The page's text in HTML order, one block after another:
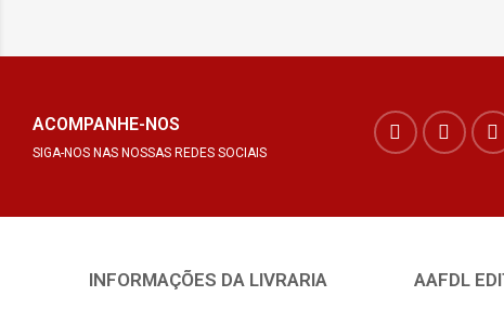
ACOMPANHE-NOS
SIGA-NOS NAS NOSSAS REDES SOCIAIS
INFORMAÇÕES DA LIVRARIA AAFDL